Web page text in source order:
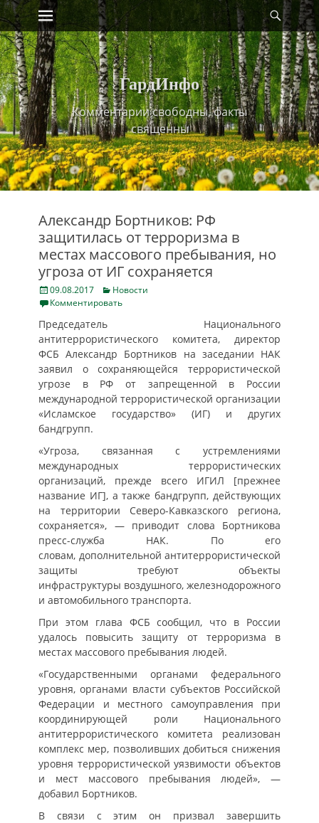
Skip
to
content
Primary Menu
ГардИнфо
Комментарии свободны, факты
священны
Александр Бортников: РФ
защитилась от терроризма в
местах массового пребывания, но
угроза от ИГ сохраняется
Posted
on
09.08.2017 Categories
Новости
Комментировать
Председатель Национального
антитеррористического комитета, директор
ФСБ Александр Бортников на заседании НАК
заявил о сохраняющейся террористической
угрозе в РФ от запрещенной в России
международной террористической организации
«Исламское государство» (ИГ) и других
бандгрупп.
«Угроза, связанная с устремлениями
международных террористических
организаций, прежде всего ИГИЛ [прежнее
название ИГ], а также бандгрупп, действующих
на территории Северо-Кавказского региона,
сохраняется», — приводит слова Бортникова
пресс-служба НАК. По его
словам, дополнительной антитеррористической
защиты требуют объекты
инфраструктуры воздушного, железнодорожного
и автомобильного транспорта.
При этом глава ФСБ сообщил, что в России
удалось повысить защиту от терроризма в
местах массового пребывания людей.
«Государственными органами федерального
уровня, органами власти субъектов Российской
Федерации и местного самоуправления при
координирующей роли Национального
антитеррористического комитета реализован
комплекс мер, позволивших добиться снижения
уровня террористической уязвимости объектов
и мест массового пребывания людей», —
добавил Бортников.
В связи с этим он призвал завершить